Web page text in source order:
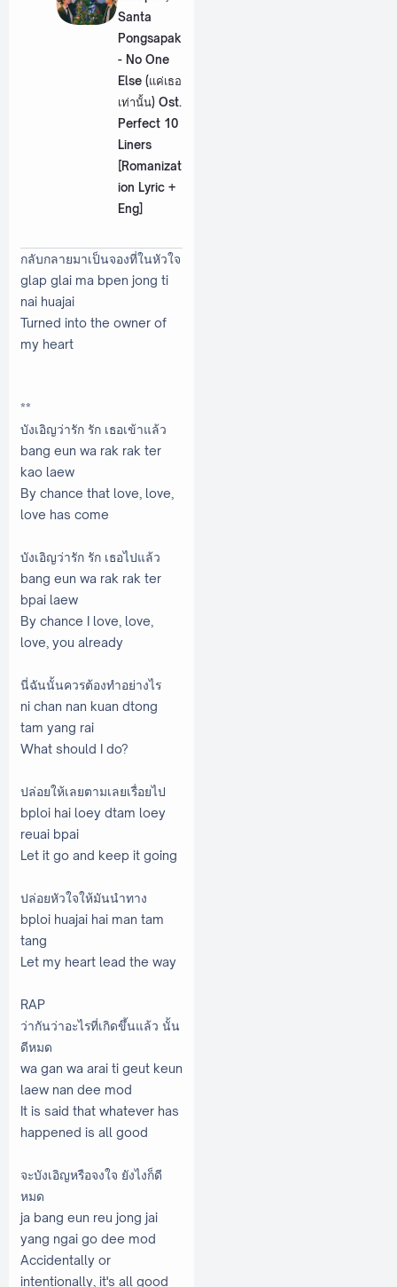
Santa
Pongsapak
- No One
Else (แค่เธอ
เท่านั้น) Ost.
Perfect 10
Liners
[Romanizat
ion Lyric +
Eng]
กลับกลายมาเป็นจองที่ในหัวใจ
glap glai ma bpen jong ti
nai huajai
Turned into the owner of
my heart
**
บังเอิญว่ารัก รัก เธอเข้าแล้ว
bang eun wa rak rak ter
kao laew
By chance that love, love,
love has come
บังเอิญว่ารัก รัก เธอไปแล้ว
bang eun wa rak rak ter
bpai laew
By chance I love, love,
love, you already
นี่ฉันนั้นควรต้องทำอย่างไร
ni chan nan kuan dtong
tam yang rai
What should I do?
ปล่อยให้เลยตามเลยเรื่อยไป
bploi hai loey dtam loey
reuai bpai
Let it go and keep it going
ปล่อยหัวใจให้มันนำทาง
bploi huajai hai man tam
tang
Let my heart lead the way
RAP
ว่ากันว่าอะไรที่เกิดขึ้นแล้ว นั้น
ดีหมด
wa gan wa arai ti geut keun
laew nan dee mod
It is said that whatever has
happened is all good
จะบังเอิญหรือจงใจ ยังไงก็ดี
หมด
ja bang eun reu jong jai
yang ngai go dee mod
Accidentally or
intentionally, it's all good